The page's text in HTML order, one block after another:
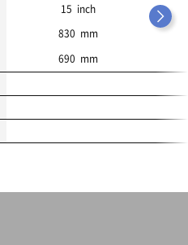
15 inch
830 mm
690 mm